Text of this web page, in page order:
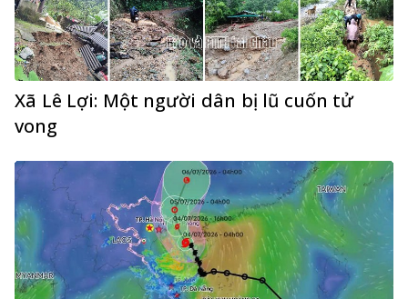
Xã Lê Lợi: Một người dân bị lũ cuốn tử
vong